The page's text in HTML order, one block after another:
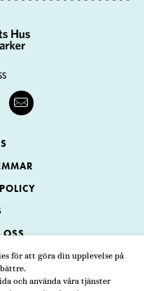
för att göra din upplevelse på
och använda våra tjänster
OSS
Parker